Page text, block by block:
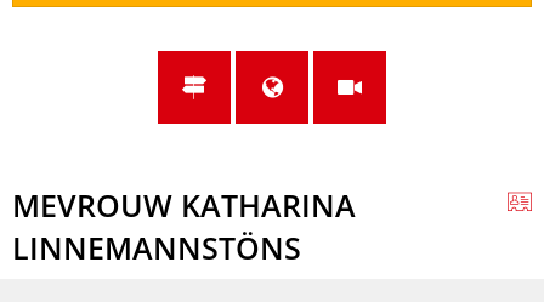
MEVROUW KATHARINA
LINNEMANNSTÖNS